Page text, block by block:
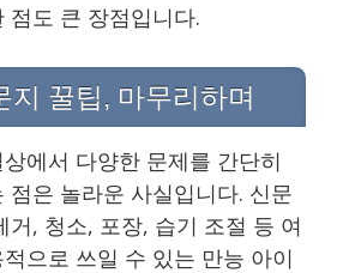
점도 큰 장점입니다.
지 꿀팁, 마무리하며
에서 다양한 문제를 간단히
점은 놀라운 사실입니다. 신문
거, 청소, 포장, 습기 조절 등 여
으로 쓰일 수 있는 만능 아이